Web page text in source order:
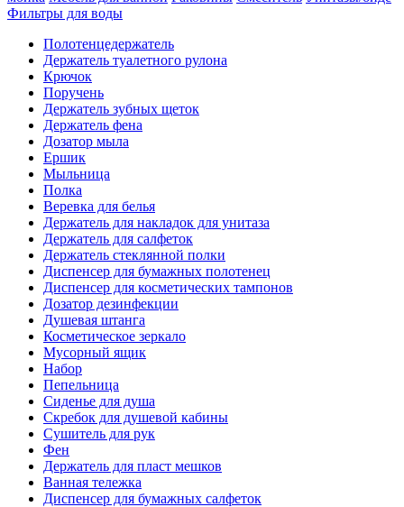
Фильтры для воды
Полотенцедержатель
Держатель туалетного рулона
Крючок
Поручень
Держатель зубных щеток
Держатель фена
Дозатор мыла
Eршик
Мыльница
Полка
Веревка для белья
Держатель для накладок для унитаза
Держатель для салфеток
Держатель стеклянной полки
Диспенсер для бумажных полотенец
Диспенсер для косметических тампонов
Дозатор дезинфекции
Душевая штанга
Косметическое зеркало
Мусорный ящик
Набор
Пепельница
Сиденье для душа
Скребок для душевой кабины
Сушитель для рук
Фен
Держатель для пласт мешков
Ванная тележка
Диспенсер для бумажных салфеток